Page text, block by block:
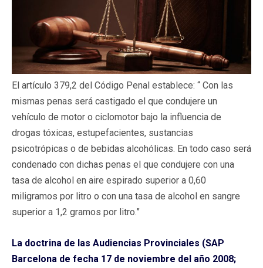
El artículo 379,2 del Código Penal establece: “ Con las
mismas penas será castigado el que condujere un
vehículo de motor o ciclomotor bajo la influencia de
drogas tóxicas, estupefacientes, sustancias
psicotrópicas o de bebidas alcohólicas. En todo caso será
condenado con dichas penas el que condujere con una
tasa de alcohol en aire espirado superior a 0,60
miligramos por litro o con una tasa de alcohol en sangre
superior a 1,2 gramos por litro.”
La doctrina de las Audiencias Provinciales (SAP
Barcelona de fecha 17 de noviembre del año 2008;